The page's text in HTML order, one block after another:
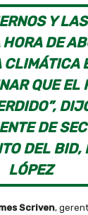
Y
DE
CLIMÁTICA
QUE EL
DE
DEL BID,
LÓPEZ
Scriven,